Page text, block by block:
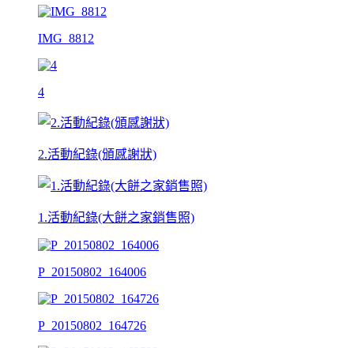
IMG_8812
4
2.活動紀錄(頒感謝狀)
1.活動紀錄(大餅之家銷售照)
P_20150802_164006
P_20150802_164726